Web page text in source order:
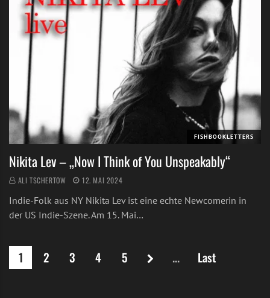
FISHBOOKLETTERS
Nikita Lev – „Now I Think of You Unspeakably“
ALI TSCHERTOW 12. MAI 2024
Indie-Folk aus NY Nikita Lev ist eine echte Newcomerin in
der US Indie-Szene. Am 15. Mai…
1 2 3 4 5 ... Last